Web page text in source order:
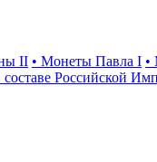
II • Монеты Павла I •
Российской